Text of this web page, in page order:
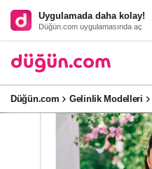
Uygulamada daha kolay!
Düğün.com uygulamasında aç
Düğün.com Gelinlik Modelleri